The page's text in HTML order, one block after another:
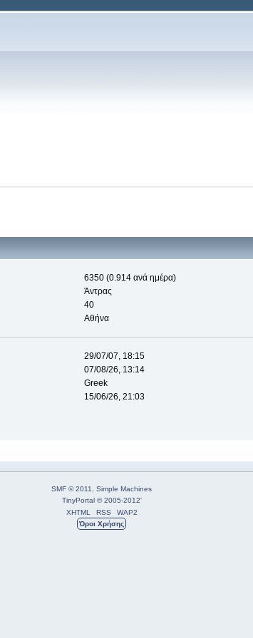
6350 (0.914 ανά ημέρα)
Άντρας
40
Αθήνα
29/07/07, 18:15
07/08/26, 13:14
Greek
15/06/26, 21:03
SMF © 2011, Simple Machines
TinyPortal © 2005-2012'
XHTML
RSS
WAP2
Όροι Χρήσης